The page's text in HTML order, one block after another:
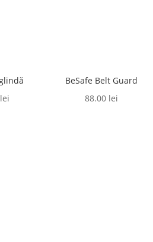
lei
BeSafe Belt Guard
88.00 lei